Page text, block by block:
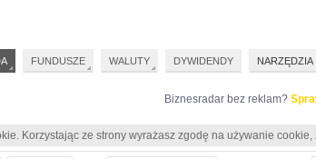
Biznesradar bez reklam?
Korzystając ze strony wyrażasz zgodę na używanie
FUNDUSZE WALUTY DYWIDENDY NARZĘDZIA